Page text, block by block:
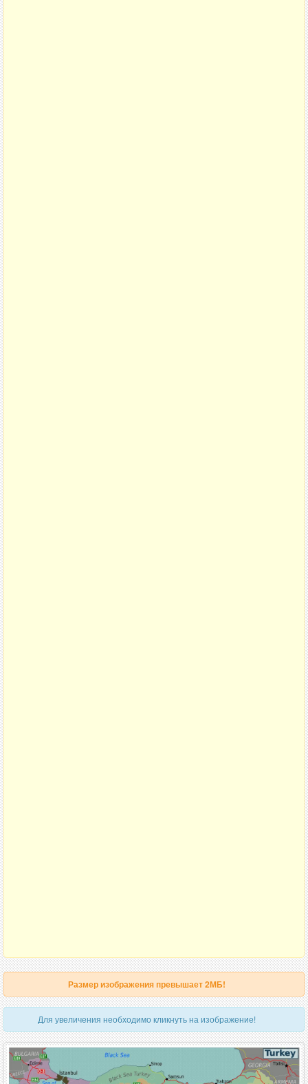
Размер изображения превышает 2МБ!
Для увеличения необходимо кликнуть на изображение!